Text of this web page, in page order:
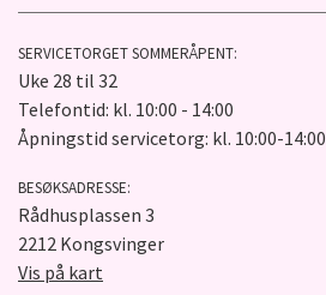
SERVICETORGET SOMMERÅPENT:
Uke 28 til 32
Telefontid: kl. 10:00 - 14:00
Åpningstid servicetorg: kl. 10:00-14:00
BESØKSADRESSE:
Rådhusplassen 3
2212 Kongsvinger
Vis på kart